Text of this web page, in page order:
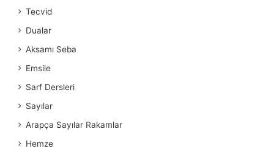
Tecvid
Dualar
Aksamı Seba
Emsile
Sarf Dersleri
Sayılar
Arapça Sayılar Rakamlar
Hemze